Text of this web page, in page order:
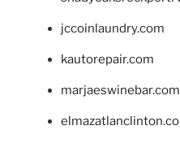
jccoinlaundry.com
kautorepair.com
marjaeswinebar.com